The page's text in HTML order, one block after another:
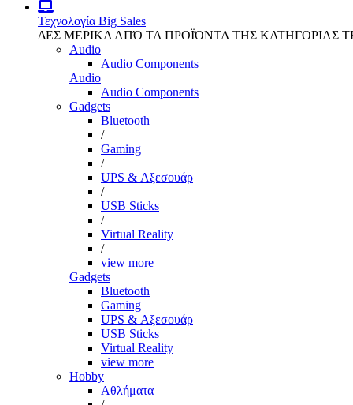
Τεχνολογία Big Sales
ΔΕΣ ΜΕΡΙΚΑ ΑΠΌ ΤΑ ΠΡΟΪΌΝΤΑ ΤΗΣ ΚΑΤΗΓΟΡΙΑΣ
Audio
Audio Components
Audio
Audio Components
Gadgets
Bluetooth
/
Gaming
/
UPS & Αξεσουάρ
/
USB Sticks
/
Virtual Reality
/
view more
Gadgets
Bluetooth
Gaming
UPS & Αξεσουάρ
USB Sticks
Virtual Reality
view more
Hobby
Αθλήματα